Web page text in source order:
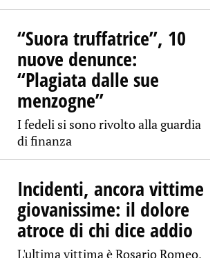
“Suora truffatrice”, 10
nuove denunce:
“Plagiata dalle sue
menzogne”
I fedeli si sono rivolto alla guardia
di finanza
Incidenti, ancora vittime
giovanissime: il dolore
atroce di chi dice addio
L'ultima vittima è Rosario Romeo,